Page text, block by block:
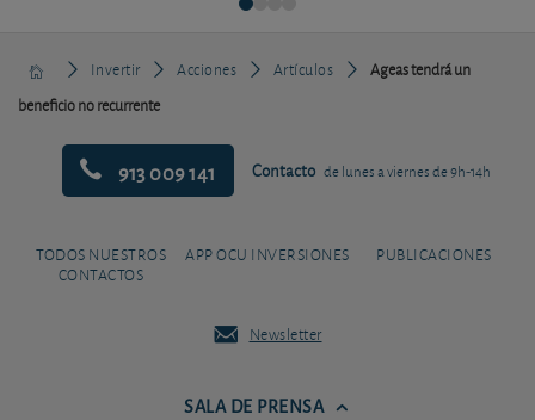
Invertir Acciones Artículos
Ageas tendrá un
beneficio no recurrente
913 009 141 Contacto de lunes a viernes de 9h-14h
TODOS NUESTROS
CONTACTOS
APP OCU INVERSIONES PUBLICACIONES
Newsletter
SALA DE PRENSA